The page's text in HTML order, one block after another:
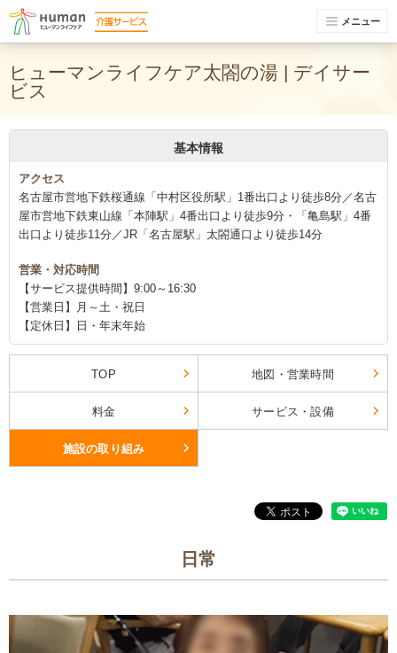
メニュー
ヒューマンライフケア太閤の湯 | デイサー
ビス
基本情報
アクセス
名古屋市営地下鉄桜通線「中村区役所駅」1番出口より徒歩8分／名古
屋市営地下鉄東山線「本陣駅」4番出口より徒歩9分・「亀島駅」4番
出口より徒歩11分／JR「名古屋駅」太閤通口より徒歩14分
営業・対応時間
【サービス提供時間】9:00～16:30
【営業日】月～土・祝日
【定休日】日・年末年始
TOP 地図・営業時間
料金 サービス・設備
施設の取り組み
日常